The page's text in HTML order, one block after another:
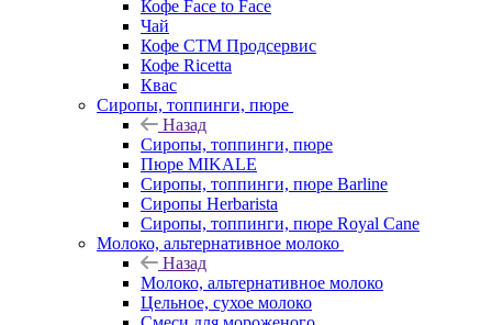
Кофе Face to Face
Чай
Кофе СТМ Продсервис
Кофе Ricetta
Квас
Сиропы, топпинги, пюре
Назад
Сиропы, топпинги, пюре
Пюре MIKALE
Сиропы, топпинги, пюре Barline
Сиропы Herbarista
Сиропы, топпинги, пюре Royal Cane
Молоко, альтернативное молоко
Назад
Молоко, альтернативное молоко
Цельное, сухое молоко